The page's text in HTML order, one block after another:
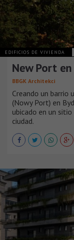
EDIFICIOS DE VIVIENDA
New Port
BBGK Architekci
Creando un barrio
(Nowy Port) en
ubicado en un
ciudad.